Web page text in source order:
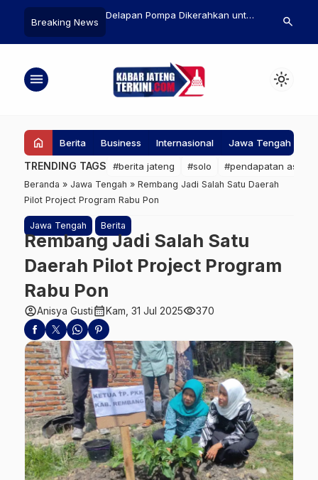
Breaking News
(Noel)
dalam Operasi
Delapan Pompa Dikerahkan untuk
Banjir Semarang
Pemprov
ASN di
search
menu light_mode
home Berita Business Internasional Jawa Tengah
TRENDING TAGS #berita jateng #solo #pendapatan asli
Beranda » Jawa Tengah » Rembang Jadi Salah Satu Daerah
Pilot Project Program Rabu Pon
Jawa Tengah Berita
Rembang Jadi Salah Satu
Daerah Pilot Project Program
Rabu Pon
account_circleAnisya Gusticalendar_monthKam, 31 Jul 2025visibility370